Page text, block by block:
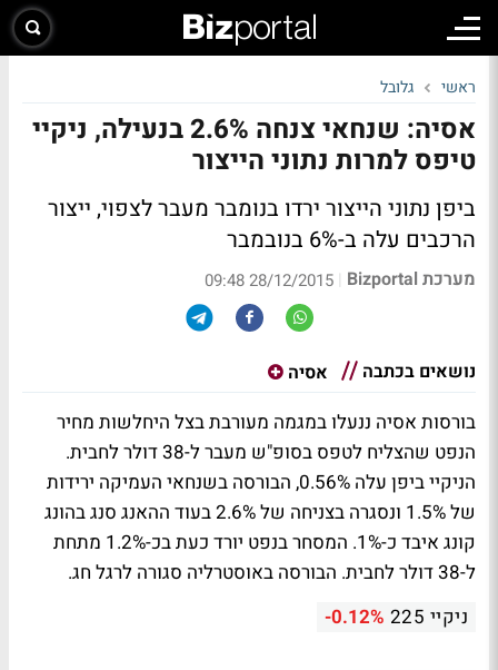
ראשי גלובל
אסיה: שנחאי צנחה 2.6% בנעילה, ניקיי
טיפס למרות נתוני הייצור
ביפן נתוני הייצור ירדו בנומבר מעבר לצפוי, ייצור
הרכבים עלה ב-6% בנובמבר
מערכת Bizportal |
28/12/2015 09:48
נושאים בכתבה אסיה
בורסות אסיה ננעלו במגמה מעורבת בצל היחלשות מחיר
הנפט שהצליח לטפס בסופ"ש מעבר ל-38 דולר לחבית.
הניקיי ביפן עלה 0.56%, הבורסה בשנחאי העמיקה ירידות
של 1.5% ונסגרה בצניחה של 2.6% בעוד ההאנג סנג בהונג
קונג איבד כ-1%. המסחר בנפט יורד כעת בכ-1.2% מתחת
ל-38 דולר לחבית. הבורסה באוסטרליה סגורה לרגל חג.
ניקיי 225
-0.12%